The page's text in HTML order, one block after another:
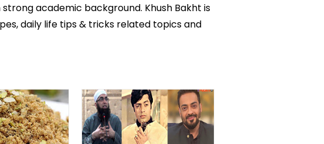
academic background. Khush Bakht is
daily life tips & tricks related topics and